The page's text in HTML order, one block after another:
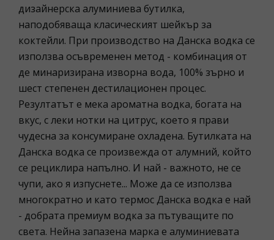
дизайнерска алуминиева бутилка,
наподобяваща класическият шейкър за
коктейли. При производство на Данска водка се
използва осъвременен метод - комбинация от
де минаризирана изворна вода, 100% зърно и
шест степенен дестилационен процес.
Резултатът е мека ароматна водка, богата на
вкус, с леки нотки на цитрус, което я прави
чудесна за консумиране охладена. Бутилката на
Данска водка се произвежда от алумний, който
се рециклира напълно. И най - важното, не се
чупи, ако я изпуснете... Може да се използва
многократно и като термос Данска водка е най
- добрата премиум водка за пътуващите по
света. Нейна запазена марка е алуминиевата